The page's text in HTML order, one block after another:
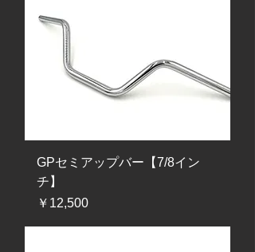
GPセミアップバー【7/8イン
チ】
価格
￥12,500